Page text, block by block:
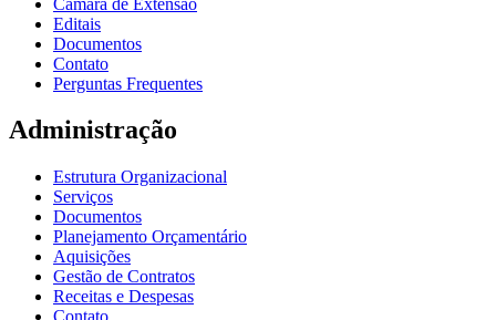
Editais
Documentos
Contato
Perguntas Frequentes
Administração
Estrutura Organizacional
Serviços
Documentos
Planejamento Orçamentário
Aquisições
Gestão de Contratos
Receitas e Despesas